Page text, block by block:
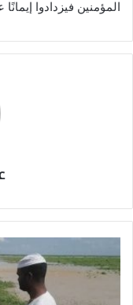
المؤمنين فيزدادوا